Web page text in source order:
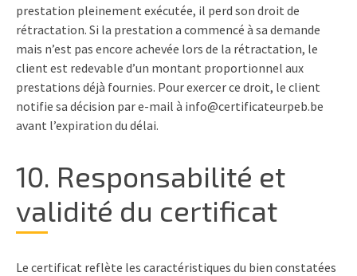
prestation pleinement exécutée, il perd son droit de
rétractation. Si la prestation a commencé à sa demande
mais n’est pas encore achevée lors de la rétractation, le
client est redevable d’un montant proportionnel aux
prestations déjà fournies. Pour exercer ce droit, le client
notifie sa décision par e-mail à info@certificateurpeb.be
avant l’expiration du délai.
10. Responsabilité et
validité du certificat
Le certificat reflète les caractéristiques du bien constatées